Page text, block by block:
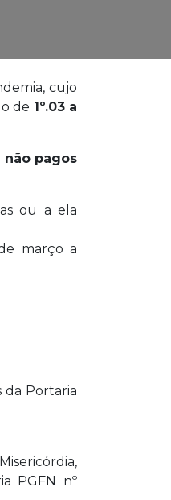
cujo
de 1º.03 a
não pagos
ou a ela
março a
da Portaria
PGFN nº